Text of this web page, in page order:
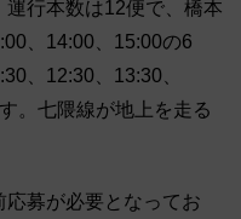
運行本数は12便で、橋本
、14:00、15:00の6
、12:30、13:30、
。七隈線が地上を走る
募が必要となってお